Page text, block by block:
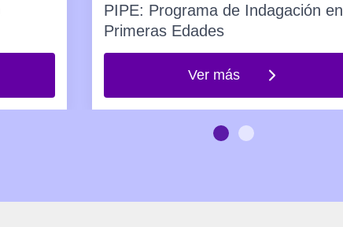
PIPE: Programa de Indagación en
Primeras Edades
Ver más